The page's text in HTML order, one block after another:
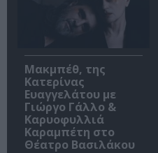
Μακμπέθ, της
Κατερίνας
Ευαγγελάτου με
Γιώργο Γάλλο &
Καρυοφυλλιά
Καραμπέτη στο
Θέατρο Βασιλάκου